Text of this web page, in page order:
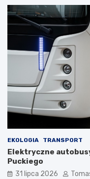
EKOLOGIA TRANSPORT
Elektryczne
Puckiego
31 lipca 2026